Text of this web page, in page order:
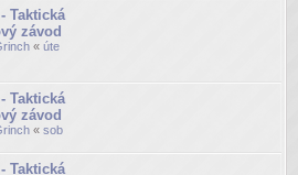
Taktická
závod
« úte
Taktická
závod
« sob
Taktická